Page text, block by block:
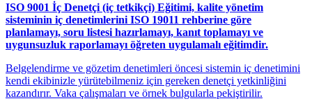
ISO 9001 İç Denetçi (iç tetkikçi) Eğitimi, kalite yönetim
sisteminin iç denetimlerini ISO 19011 rehberine göre
planlamayı, soru listesi hazırlamayı, kanıt toplamayı ve
uygunsuzluk raporlamayı öğreten uygulamalı eğitimdir.
Belgelendirme ve gözetim denetimleri öncesi sistemin iç denetimini
kendi ekibinizle yürütebilmeniz için gereken denetçi yetkinliğini
kazandırır. Vaka çalışmaları ve örnek bulgularla pekiştirilir.